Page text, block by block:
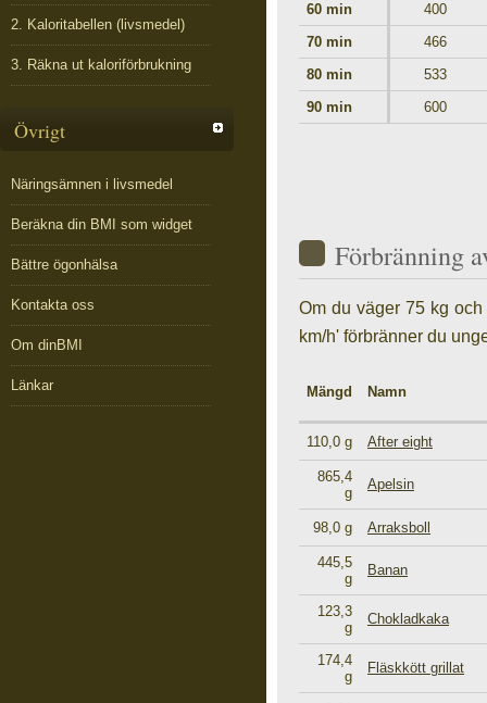
2. Kaloritabellen (livsmedel)
3. Räkna ut kaloriförbrukning
Övrigt
Näringsämnen i livsmedel
Beräkna din BMI som widget
Bättre ögonhälsa
Kontakta oss
Om dinBMI
Länkar
60 min
400
70 min
466
80 min
533
90 min
600
Förbränning
Om du väger 75 kg
km/h' förbränner du
Mängd Namn
110,0 g After eight
865,4
g
Apelsin
98,0 g Arraksboll
445,5
g
Banan
123,3
g
Chokladkaka
174,4
g
Fläskkött grillat